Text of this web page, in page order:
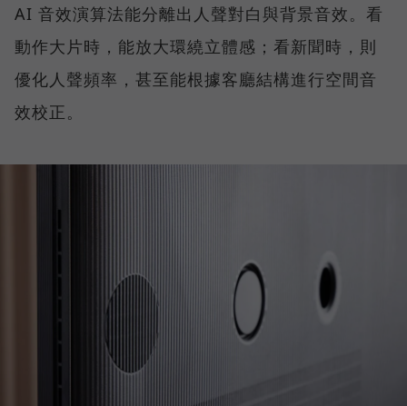
AI 音效演算法能分離出人聲對白與背景音效。看
動作大片時，能放大環繞立體感；看新聞時，則
優化人聲頻率，甚至能根據客廳結構進行空間音
效校正。